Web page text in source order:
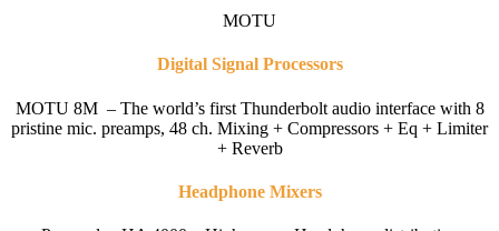
MOTU
Digital Signal Processors
MOTU 8M – The world’s first Thunderbolt audio interface with 8
pristine mic. preamps, 48 ch. Mixing + Compressors + Eq + Limiter
+ Reverb
Headphone Mixers